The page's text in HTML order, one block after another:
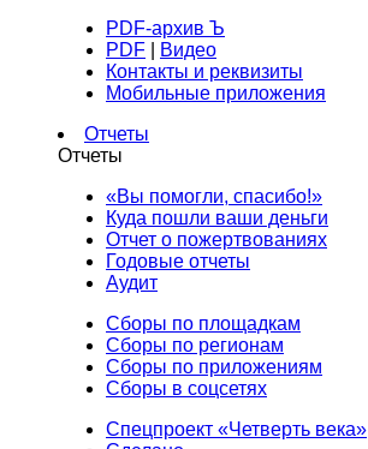
PDF-архив Ъ
PDF
Видео
Контакты и реквизиты
Мобильные приложения
Отчеты
Отчеты
«Вы помогли, спасибо!»
Куда пошли ваши деньги
Отчет о пожертвованиях
Годовые отчеты
Аудит
Сборы по площадкам
Сборы по регионам
Сборы по приложениям
Сборы в соцсетях
Спецпроект «Четверть века»